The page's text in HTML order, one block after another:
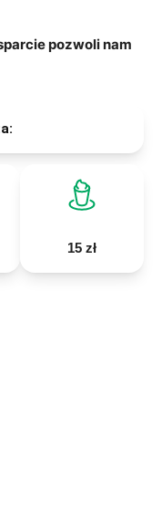
pozwoli nam
15 zł